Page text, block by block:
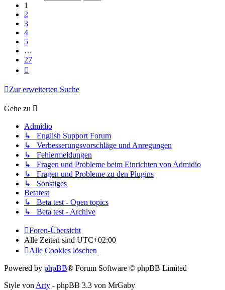
1
2
3
4
5
…
27
Zur erweiterten Suche
Gehe zu
Admidio
↳ English Support Forum
↳ Verbesserungsvorschläge und Anregungen
↳ Fehlermeldungen
↳ Fragen und Probleme beim Einrichten von Admidio
↳ Fragen und Probleme zu den Plugins
↳ Sonstiges
Betatest
↳ Beta test - Open topics
↳ Beta test - Archive
Foren-Übersicht
Alle Zeiten sind UTC+02:00
Alle Cookies löschen
Powered by phpBB® Forum Software © phpBB Limited
Style von Arty - phpBB 3.3 von MrGaby